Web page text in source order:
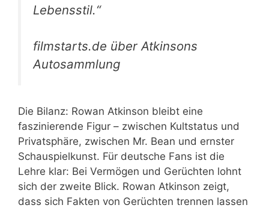
Lebensstil.“
filmstarts.de über Atkinsons
Autosammlung
Die Bilanz: Rowan Atkinson bleibt eine
faszinierende Figur – zwischen Kultstatus und
Privatsphäre, zwischen Mr. Bean und ernster
Schauspielkunst. Für deutsche Fans ist die
Lehre klar: Bei Vermögen und Gerüchten lohnt
sich der zweite Blick. Rowan Atkinson zeigt,
dass sich Fakten von Gerüchten trennen lassen